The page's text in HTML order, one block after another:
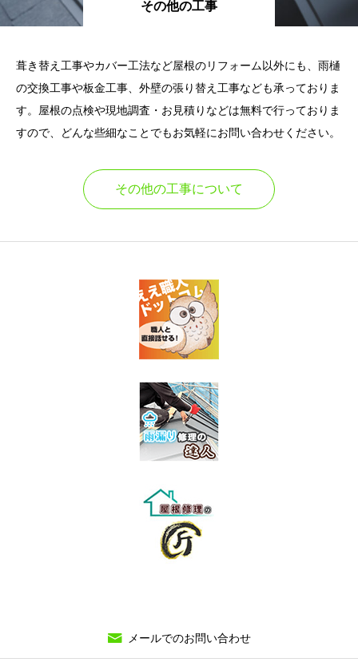
その他の工事
葺き替え工事やカバー工法など屋根のリフォーム以外にも、雨樋
の交換工事や板金工事、外壁の張り替え工事なども承っておりま
す。屋根の点検や現地調査・お見積りなどは無料で行っておりま
すので、どんな些細なことでもお気軽にお問い合わせください。
その他の工事について
メールでのお問い合わせ